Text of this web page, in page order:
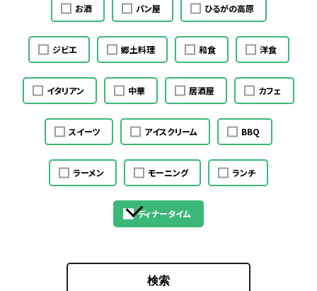
お酒 パン屋 ひるがの高原
ジビエ 郷土料理 和食 洋食
イタリアン 中華 居酒屋 カフェ
スイーツ アイスクリーム BBQ
ラーメン モーニング ランチ
ディナータイム
検索